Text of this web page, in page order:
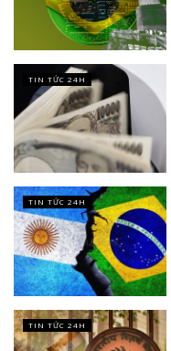
TIN TỨC 24H
TIN TỨC 24H
TIN TỨC 24H